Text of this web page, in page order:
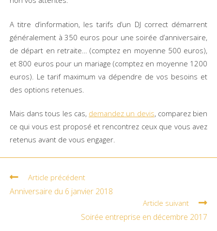
A titre d’information, les tarifs d’un DJ correct démarrent
généralement à 350 euros pour une soirée d’anniversaire,
de départ en retraite… (comptez en moyenne 500 euros),
et 800 euros pour un mariage (comptez en moyenne 1200
euros). Le tarif maximum va dépendre de vos besoins et
des options retenues.
Mais dans tous les cas, demandez un devis, comparez bien
ce qui vous est proposé et rencontrez ceux que vous avez
retenus avant de vous engager.
Article précédent
Anniversaire du 6 janvier 2018
Article suivant
Soirée entreprise en décembre 2017